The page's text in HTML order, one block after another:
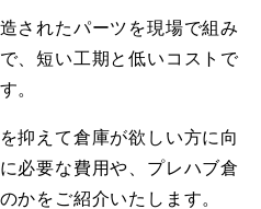
されたパーツを現場で組み
、短い工期と低いコストで
。
抑えて倉庫が欲しい方に向
必要な費用や、プレハブ倉
かをご紹介いたします。